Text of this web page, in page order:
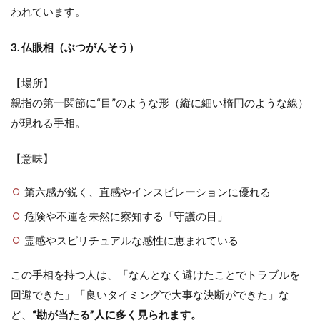
われています。
3. 仏眼相（ぶつがんそう）
【場所】
親指の第一関節に“目”のような形（縦に細い楕円のような線）
が現れる手相。
【意味】
第六感が鋭く、直感やインスピレーションに優れる
危険や不運を未然に察知する「守護の目」
霊感やスピリチュアルな感性に恵まれている
この手相を持つ人は、「なんとなく避けたことでトラブルを
回避できた」「良いタイミングで大事な決断ができた」な
ど、 “勘が当たる”人に多く見られます。